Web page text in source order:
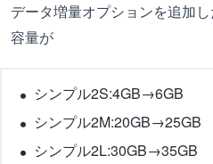
データ増量オプションを追加
容量が
シンプル2S:4GB→6GB
シンプル2M:20GB→25GB
シンプル2L:30GB→35GB